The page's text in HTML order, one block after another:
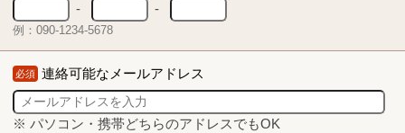
-
-
例：090-1234-5678
必須 連絡可能なメールアドレス
※ パソコン・携帯どちらのアドレスでもOK